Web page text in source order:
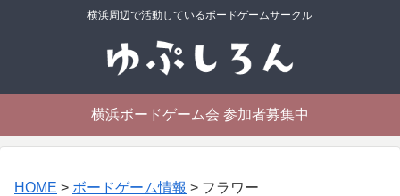
横浜周辺で活動しているボードゲームサークル
横浜ボードゲーム会 参加者募集中
HOME > ボードゲーム情報 > フラワー